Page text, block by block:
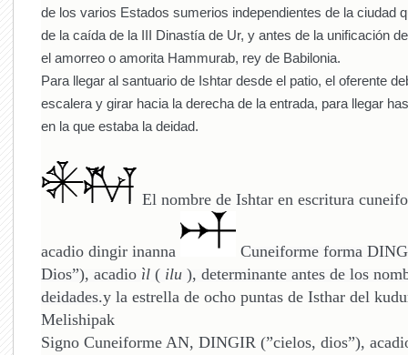
de los varios Estados sumerios independientes de la ciudad
de la caída de la III Dinastía de Ur, y antes de la unificación
el amorreo o amorita Hammurab, rey de Babilonia.
Para llegar al santuario de Ishtar desde el patio, el oferente
escalera y girar hacia la derecha de la entrada, para llegar
en la que estaba la deidad.
El nombre de Ishtar en escritura
acadio dingir inanna
Cuneiforme forma
Dios”), acadio ìl( ilu), determinante antes de los
deidades.y la estrella de ocho puntas de Isthar del
Melishipak
Signo Cuneiforme AN, DINGIR (”cielos, dios”),